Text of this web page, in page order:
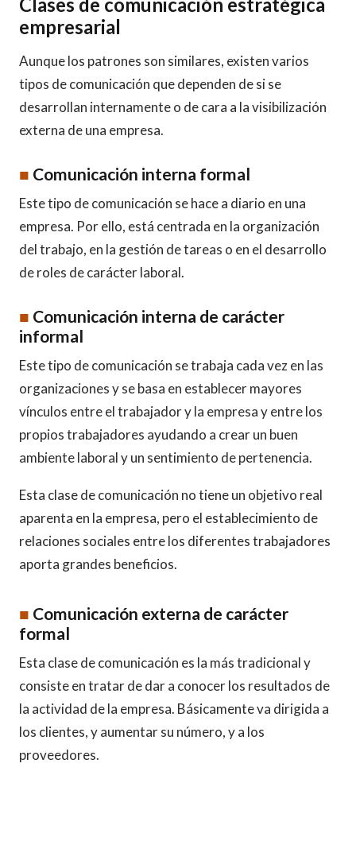
empresarial
Aunque los patrones son similares, existen varios
tipos de comunicación que dependen de si se
desarrollan internamente o de cara a la visibilización
externa de una empresa.
■ Comunicación interna formal
Este tipo de comunicación se hace a diario en una
empresa. Por ello, está centrada en la organización
del trabajo, en la gestión de tareas o en el desarrollo
de roles de carácter laboral.
■ Comunicación interna de carácter
informal
Este tipo de comunicación se trabaja cada vez en las
organizaciones y se basa en establecer mayores
vínculos entre el trabajador y la empresa y entre los
propios trabajadores ayudando a crear un buen
ambiente laboral y un sentimiento de pertenencia.
Esta clase de comunicación no tiene un objetivo real
aparenta en la empresa, pero el establecimiento de
relaciones sociales entre los diferentes trabajadores
aporta grandes beneficios.
■ Comunicación externa de carácter
formal
Esta clase de comunicación es la más tradicional y
consiste en tratar de dar a conocer los resultados de
la actividad de la empresa. Básicamente va dirigida a
los clientes, y aumentar su número, y a los
proveedores.